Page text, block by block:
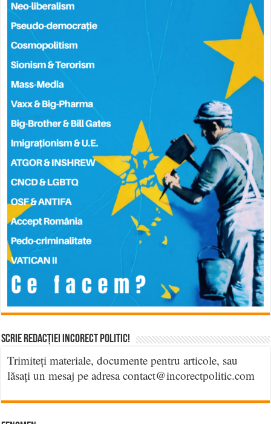
Scrie Redacției Incorect Politic!
Trimiteți materiale, documente pentru articole, sau
lăsați un mesaj pe adresa contact@incorectpolitic.com